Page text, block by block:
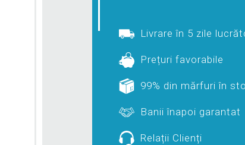
Livrare în 5 zile
Prețuri favorabile
99% din mărfuri în
Banii înapoi garantat
Relații Clienți